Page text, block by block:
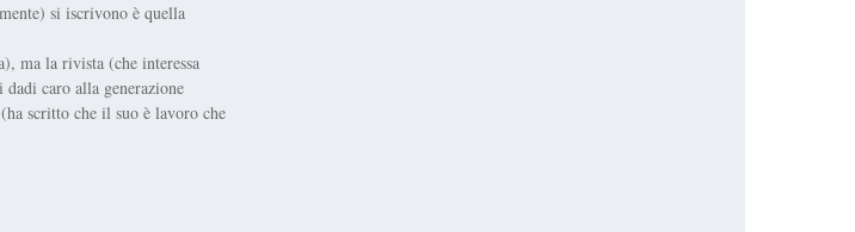
si iscrivono è quella
ma la rivista (che interessa
caro alla generazione
scritto che il suo è lavoro che